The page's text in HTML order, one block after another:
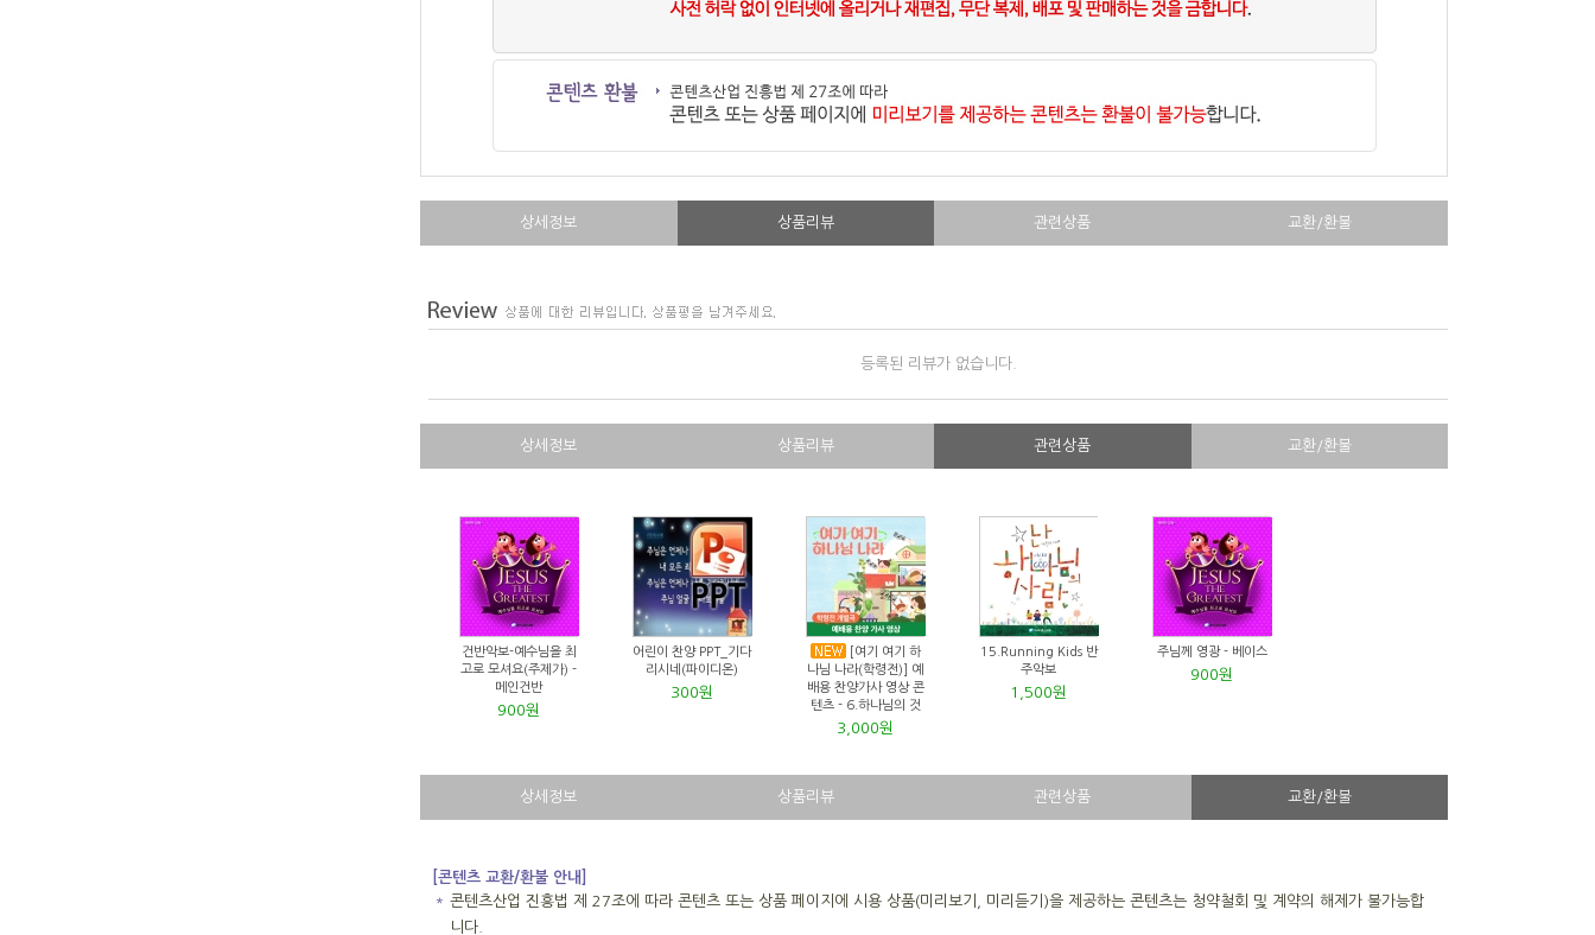
상세정보 상품리뷰 관련상품 교환/환불
등록된 리뷰가 없습니다.
상세정보 상품리뷰 관련상품 교환/환불
건반악보-예수님을 최
고로 모셔요(주제가) -
메인건반
900원
어린이 찬양 PPT_기다
리시네(파이디온)
300원
[여기 여기 하
나님 나라(학령전)] 예
배용 찬양가사 영상 콘
텐츠 - 6.하나님의 것
3,000원
15.Running Kids 반
주악보
1,500원
주님께 영광 - 베이스
900원
상세정보 상품리뷰 관련상품 교환/환불
[콘텐츠 교환/환불 안내]
＊ 콘텐츠산업 진흥법 제 27조에 따라 콘텐츠 또는 상품 페이지에 시용 상품(미리보기, 미리듣기)을 제공하는 콘텐츠는 청약철회 및 계약의 해제가 불가능합
니다.